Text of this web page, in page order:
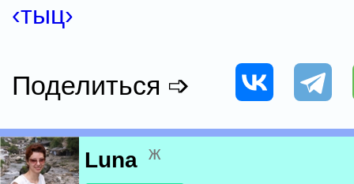
‹тыц›
Поделиться ➩
Luna ж